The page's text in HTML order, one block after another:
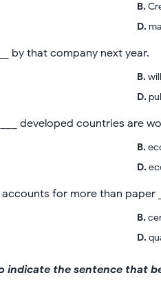
B.
D.
by that company next year.
B.
D.
developed countries are
B.
D.
for more than paper
B.
D.
indicate the sentence that